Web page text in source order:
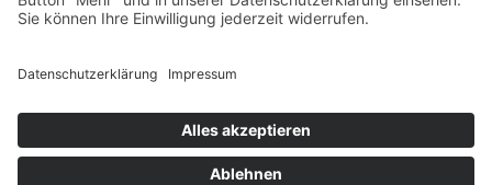
Meta
Anmelden
Start Aktuell Fotos
Kontakt